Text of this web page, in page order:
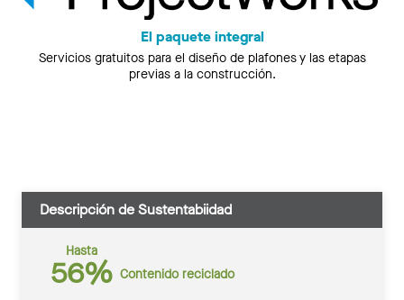
El paquete integral
Servicios gratuitos para el diseño de plafones y las etapas
previas a la construcción.
Descripción de Sustentabiidad
Hasta
56% Contenido reciclado